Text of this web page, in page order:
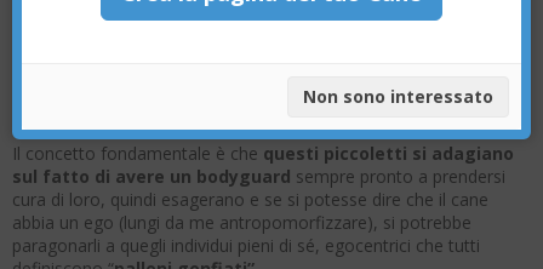
Grazie al fatto di essere portati sempre in grembo e di
, gli adorabili cagnolino si sentono
Il concetto fondamentale è che questi piccoletti si adagiano
sul fatto di avere un bodyguard sempre pronto a prendersi
cura di loro, quindi esagerano e se si potesse dire che il cane
abbia un ego (lungi da me antropomorfizzare), si potrebbe
paragonarli a quegli individui pieni di sé, egocentrici che tutti
Non sono interessato